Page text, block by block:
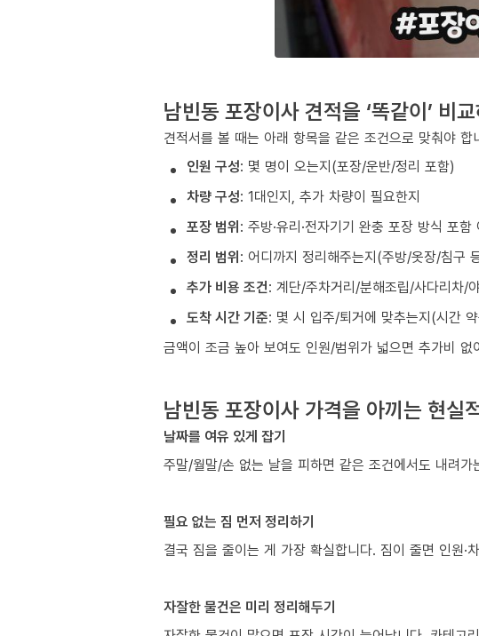
남빈동 포장이사 견적을 ‘똑같이’ 비
견적서를 볼 때는 아래 항목을 같은 조건으로 맞춰야 합
인원 구성: 몇 명이 오는지(포장/운반/정리 포함)
차량 구성: 1대인지, 추가 차량이 필요한지
포장 범위: 주방·유리·전자기기 완충 포장 방식 포함
정리 범위: 어디까지 정리해주는지(주방/옷장/침구
추가 비용 조건: 계단/주차거리/분해조립/사다리차/
도착 시간 기준: 몇 시 입주/퇴거에 맞추는지(시간
금액이 조금 높아 보여도 인원/범위가 넓으면 추가비
남빈동 포장이사 가격을 아끼는 현실
날짜를 여유 있게 잡기
주말/월말/손 없는 날을 피하면 같은 조건에서도 내려가
필요 없는 짐 먼저 정리하기
결국 짐을 줄이는 게 가장 확실합니다. 짐이 줄면 인원·
자잘한 물건은 미리 정리해두기